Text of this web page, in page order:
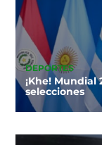
DEPORTES
¡Khe!
selecciones